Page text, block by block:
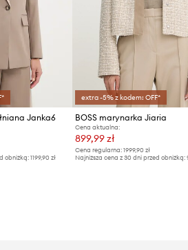
Janka6
obniżką: 1199,90 zł
extra -5% z kodem: OFF*
BOSS marynarka Jiaria
Cena aktualna:
899,99 zł
Cena regularna:1999,90 zł
Najniższa cena z 30 dni przed obniżką: